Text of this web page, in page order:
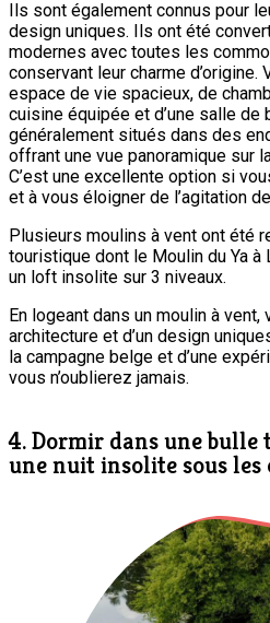
Ils sont également connus pour
design uniques. Ils ont été
modernes avec toutes les
conservant leur charme d’origine.
espace de vie spacieux, de
cuisine équipée et d’une salle de
généralement situés dans des
offrant une vue panoramique sur
C’est une excellente option si
et à vous éloigner de l’agitation
Plusieurs moulins à vent ont été
touristique dont le Moulin du Ya à
un loft insolite sur 3 niveaux.
En logeant dans un moulin à
architecture et d’un design
la campagne belge et d’une
vous n’oublierez jamais.
4. Dormir dans une
une nuit insolite sous les